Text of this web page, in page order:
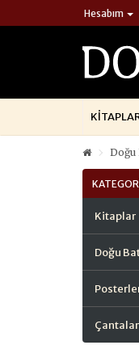
Hesabım
Doğu
Kitaplar
Doğu
Çantalar